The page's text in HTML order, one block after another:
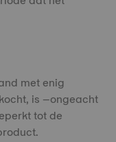
met enig
is –ongeacht
tot de